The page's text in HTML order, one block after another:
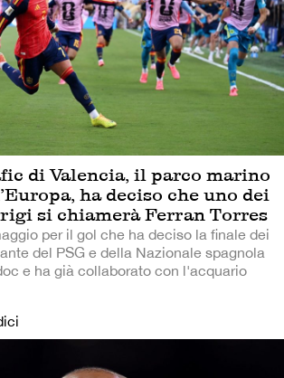
di Valencia, il parco marino
ha deciso che uno dei
si chiamerà Ferran Torres
per il gol che ha deciso la finale dei
del PSG e della Nazionale spagnola
e ha già collaborato con l'acquario